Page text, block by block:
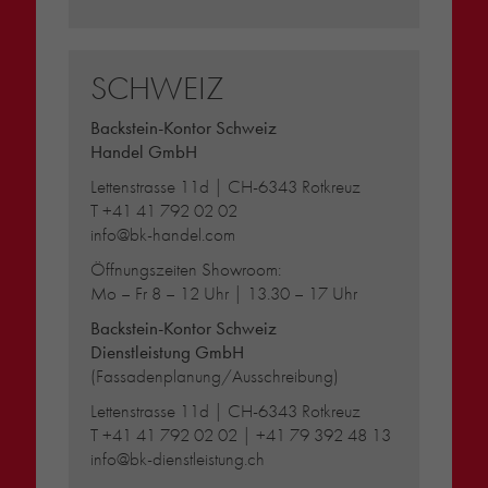
SCHWEIZ
Backstein-Kontor Schweiz
Handel GmbH
Lettenstrasse 11d | CH-6343 Rotkreuz
T+41 41 792 02 02
info@bk-handel.com
Öffnungszeiten Showroom:
Mo – Fr 8 – 12 Uhr | 13.30 – 17 Uhr
Backstein-Kontor Schweiz
Dienstleistung GmbH
(Fassadenplanung/Ausschreibung)
Lettenstrasse 11d | CH-6343 Rotkreuz
T+41 41 792 02 02 |+41 79 392 48 13
info@bk-dienstleistung.ch